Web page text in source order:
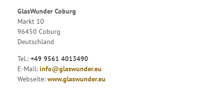
GlasWunder Coburg
Markt 10
96450 Coburg
Deutschland
Tel.: +49 9561 4013490
E-Mail: info@glaswunder.eu
Webseite: www.glaswunder.eu